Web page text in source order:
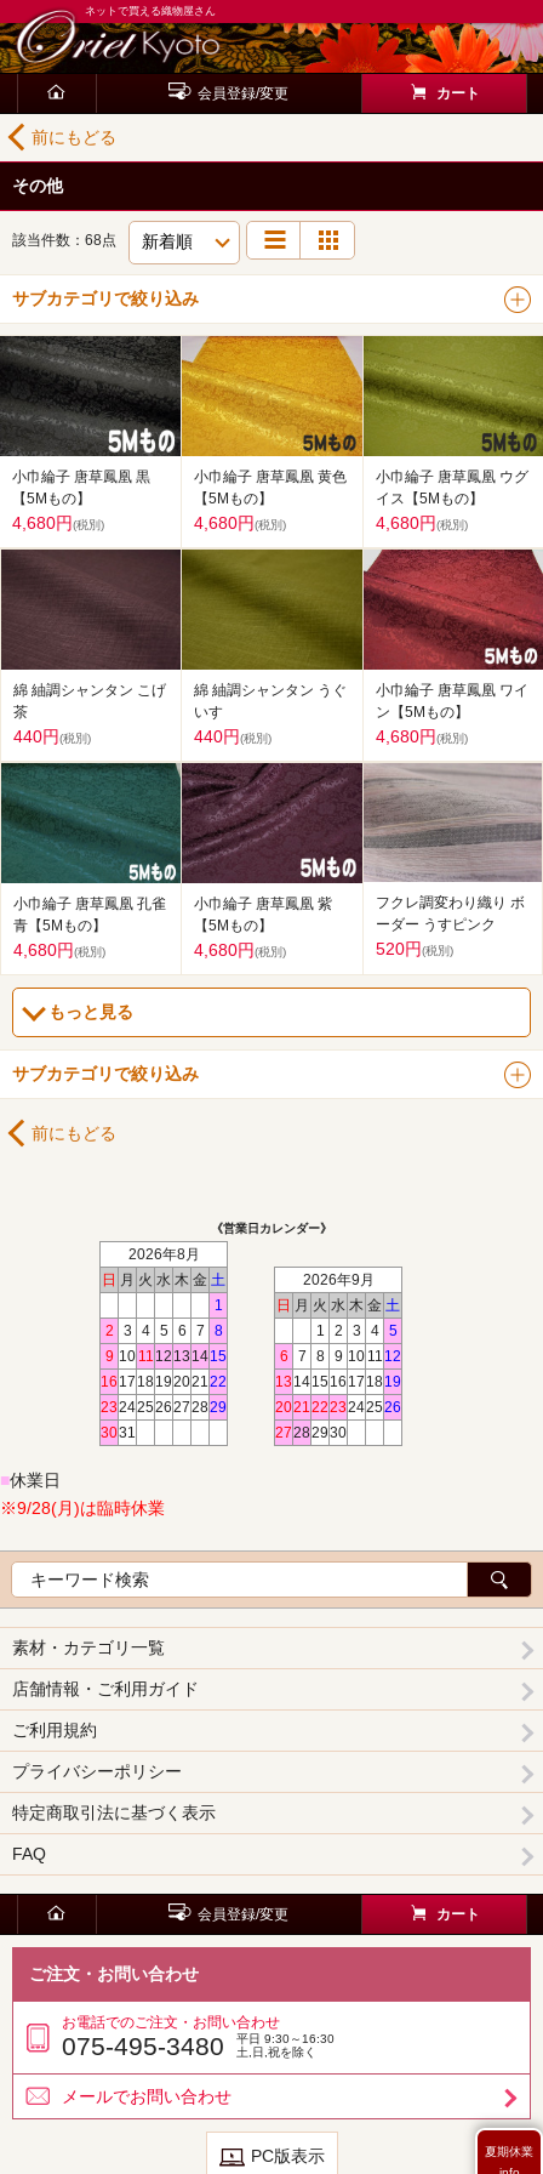
ネットで買える織物屋さん
会員登録/変更 カート
前にもどる
その他
該当件数：68点
サブカテゴリで絞り込み
小巾綸子 唐草鳳凰 黒
【5Mもの】
4,680円(税別)
小巾綸子 唐草鳳凰 黄色
【5Mもの】
4,680円(税別)
小巾綸子 唐草鳳凰 ウグ
イス【5Mもの】
4,680円(税別)
綿 紬調シャンタン こげ
茶
440円(税別)
綿 紬調シャンタン うぐ
いす
440円(税別)
小巾綸子 唐草鳳凰 ワイ
ン【5Mもの】
4,680円(税別)
小巾綸子 唐草鳳凰 孔雀
青【5Mもの】
4,680円(税別)
小巾綸子 唐草鳳凰 紫
【5Mもの】
4,680円(税別)
フクレ調変わり織り ボ
ーダー うすピンク
520円(税別)
もっと見る
サブカテゴリで絞り込み
前にもどる
《営業日カレンダー》
2026年8月
日 月 火 水 木 金 土
1
2
3 4 5 6 7
8
9 10 11 12 13 1415
16 17 1819202122
23242526272829
3031
2026年9月
日 月 火 水 木 金 土
1
2 3 4
5
6
7 8 9 10 11 12
13 141516 17 1819
20212223242526
27282930
■休業日
※9/28(月)は臨時休業
素材・カテゴリ一覧
店舗情報・ご利用ガイド
ご利用規約
プライバシーポリシー
特定商取引法に基づく表示
FAQ
会員登録/変更 カート
ご注文・お問い合わせ
お電話でのご注文・お問い合わせ
075-495-3480
平日 9:30～16:30
土,日,祝を除く
メールでお問い合わせ
PC版表示
夏期休業